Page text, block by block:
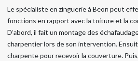
Le spécialiste en zinguerie à Beon peut
fonctions en rapport avec la toiture et la
D’abord, il fait un montage des
charpentier lors de son intervention.
charpente pour recevoir la couverture.